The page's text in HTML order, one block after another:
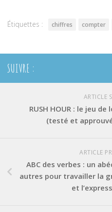
Étiquettes : chiffres compter
SUIVRE :
ARTICLE
RUSH HOUR : le jeu
(testé et
ARTICLE
ABC des verbes : un
autres pour travailler la
et